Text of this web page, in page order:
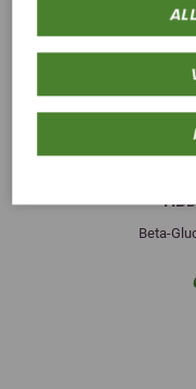
Beta-